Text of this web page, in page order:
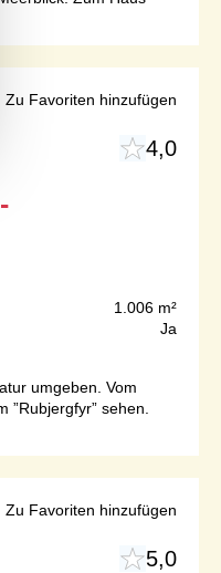
4,0
1.006 m²
Ja
umgeben. Vom
”Rubjergfyr” sehen.
Zu Favoriten hinzufügen
5,0
Zu Favoriten hinzufügen